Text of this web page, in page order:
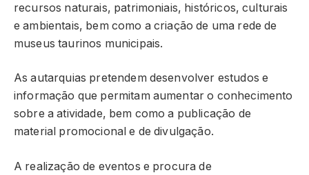
recursos naturais, patrimoniais, históricos, culturais
e ambientais, bem como a criação de uma rede de
museus taurinos municipais.
As autarquias pretendem desenvolver estudos e
informação que permitam aumentar o conhecimento
sobre a atividade, bem como a publicação de
material promocional e de divulgação.
A realização de eventos e procura de